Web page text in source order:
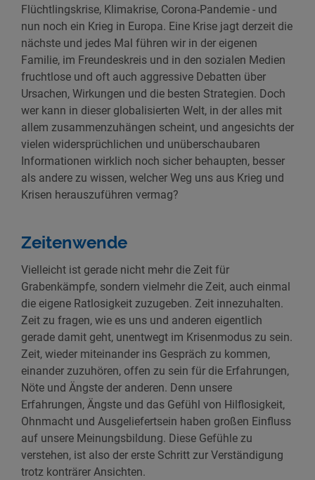
Flüchtlingskrise, Klimakrise, Corona-Pandemie - und
nun noch ein Krieg in Europa. Eine Krise jagt derzeit die
nächste und jedes Mal führen wir in der eigenen
Familie, im Freundeskreis und in den sozialen Medien
fruchtlose und oft auch aggressive Debatten über
Ursachen, Wirkungen und die besten Strategien. Doch
wer kann in dieser globalisierten Welt, in der alles mit
allem zusammenzuhängen scheint, und angesichts der
vielen widersprüchlichen und unüberschaubaren
Informationen wirklich noch sicher behaupten, besser
als andere zu wissen, welcher Weg uns aus Krieg und
Krisen herauszuführen vermag?
Zeitenwende
Vielleicht ist gerade nicht mehr die Zeit für
Grabenkämpfe, sondern vielmehr die Zeit, auch einmal
die eigene Ratlosigkeit zuzugeben. Zeit innezuhalten.
Zeit zu fragen, wie es uns und anderen eigentlich
gerade damit geht, unentwegt im Krisenmodus zu sein.
Zeit, wieder miteinander ins Gespräch zu kommen,
einander zuzuhören, offen zu sein für die Erfahrungen,
Nöte und Ängste der anderen. Denn unsere
Erfahrungen, Ängste und das Gefühl von Hilflosigkeit,
Ohnmacht und Ausgeliefertsein haben großen Einfluss
auf unsere Meinungsbildung. Diese Gefühle zu
verstehen, ist also der erste Schritt zur Verständigung
trotz konträrer Ansichten.